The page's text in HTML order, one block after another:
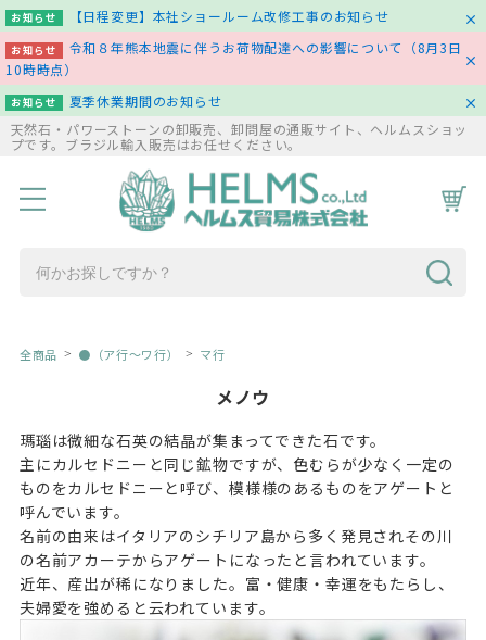
お知らせ 【日程変更】本社ショールーム改修工事のお知らせ
お知らせ
令和８年熊本地震に伴うお荷物配達への影響について（8月3日
10時時点）
お知らせ
夏季休業期間のお知らせ
天然石・パワーストーンの卸販売、卸問屋の通販サイト、ヘルムスショッ
プです。ブラジル輸入販売はお任せください。
HOME 商品一覧 お問い合わせ
全商品 ●（ア行～ワ行） マ行
メノウ
瑪瑙は微細な石英の結晶が集まってできた石です。
主にカルセドニーと同じ鉱物ですが、色むらが少なく一定の
ものをカルセドニーと呼び、模様様のあるものをアゲートと
呼んでいます。
名前の由来はイタリアのシチリア島から多く発見されその川
の名前アカーテからアゲートになったと言われています。
近年、産出が稀になりました。富・健康・幸運をもたらし、
夫婦愛を強めると云われています。